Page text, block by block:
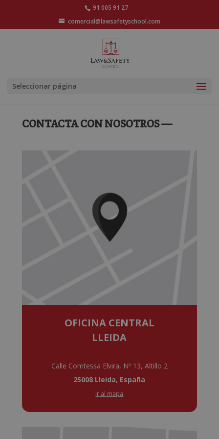
91 005 91 27
comercial@lawsafetyschool.com
Seleccionar página
CONTACTA CON NOSOTROS —
OFICINA CENTRAL
LLEIDA
Calle Comtessa Elvira, Nº 13, Altillo 2
25008 Lleida, España
Ir al mapa